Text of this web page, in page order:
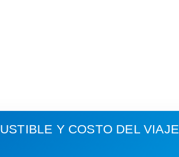
Y COSTO DEL VIAJE